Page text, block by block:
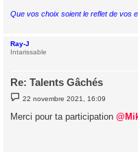
Que vos choix soient le reflet de vos
Ray-J
Intarissable
Re: Talents Gâchés
M
e
s
22 novembre 2021, 16:09
Merci pour ta participation